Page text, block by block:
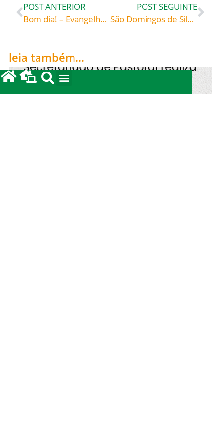
POST ANTERIOR
Bom dia! – Evangelho de 19 de dezembro de 2022: O silêncio de Zacarias – Santo Agostinho (354-430) bispo de Hipona (norte de África), doutor da Igreja Sermão 293, para a natividade de São João Batista; PL 38, 1327 (trad. breviário 24/06)
POST SEGUINTE
São Domingos de Silos (+ Castela 1073), celebrado hoje, dia 20 de dezembro, roga por todos nós!
leia também...